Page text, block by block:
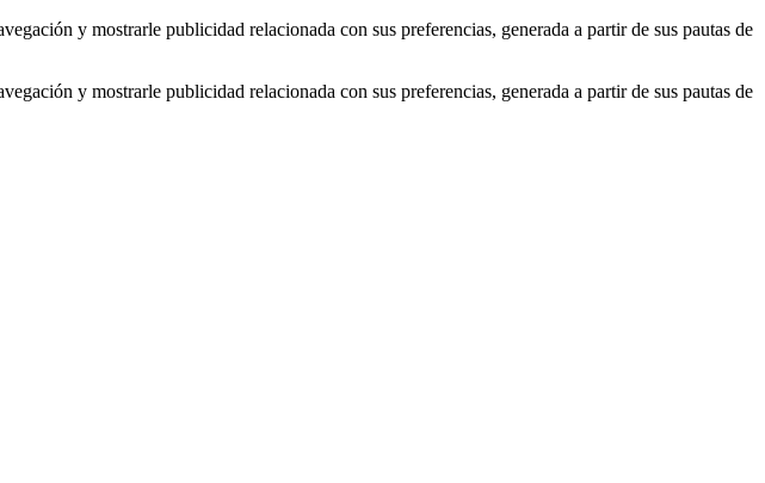
y mostrarle publicidad relacionada con sus preferencias, generada a partir de sus pautas de
y mostrarle publicidad relacionada con sus preferencias, generada a partir de sus pautas de